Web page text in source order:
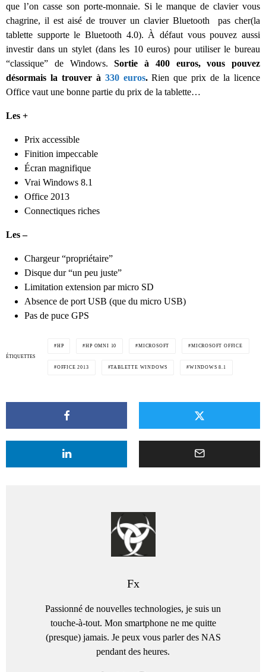
que l’on casse son porte-monnaie. Si le manque de clavier vous
chagrine, il est aisé de trouver un clavier Bluetooth pas cher(la
tablette supporte le Bluetooth 4.0). À défaut vous pouvez aussi
investir dans un stylet (dans les 10 euros) pour utiliser le bureau
“classique” de Windows.Sortie à 400 euros, vous pouvez
désormais la trouver à 330 euros.Rien que prix de la licence
Office vaut une bonne partie du prix de la tablette…
Les +
Prix accessible
Finition impeccable
Écran magnifique
Vrai Windows 8.1
Office 2013
Connectiques riches
Les –
Chargeur “propriétaire”
Disque dur “un peu juste”
Limitation extension par micro SD
Absence de port USB (que du micro USB)
Pas de puce GPS
ÉTIQUETTES
HP HP OMNI 10 MICROSOFT MICROSOFT OFFICE
OFFICE 2013 TABLETTE WINDOWS WINDOWS 8.1
Fx
Passionné de nouvelles technologies, je suis un
touche-à-tout. Mon smartphone ne me quitte
(presque) jamais. Je peux vous parler des NAS
pendant des heures.